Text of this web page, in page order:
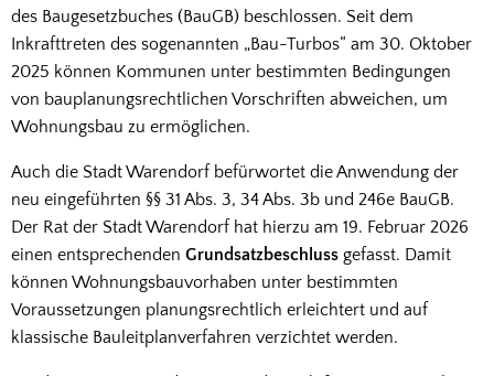
des Baugesetzbuches (BauGB) beschlossen. Seit dem
Inkrafttreten des sogenannten „Bau-Turbos“ am 30. Oktober
2025 können Kommunen unter bestimmten Bedingungen
von bauplanungsrechtlichen Vorschriften abweichen, um
Wohnungsbau zu ermöglichen.
Auch die Stadt Warendorf befürwortet die Anwendung der
neu eingeführten §§ 31 Abs. 3, 34 Abs. 3b und 246e BauGB.
Der Rat der Stadt Warendorf hat hierzu am 19. Februar 2026
einen entsprechenden Grundsatzbeschluss gefasst. Damit
können Wohnungsbauvorhaben unter bestimmten
Voraussetzungen planungsrechtlich erleichtert und auf
klassische Bauleitplanverfahren verzichtet werden.